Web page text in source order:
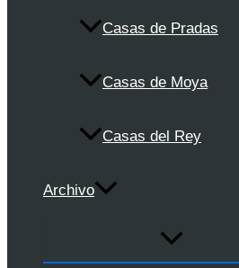
Casas de Pradas
Casas de Moya
Casas del Rey
Archivo